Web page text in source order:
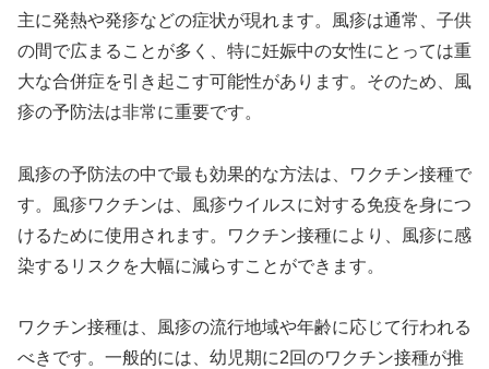
主に発熱や発疹などの症状が現れます。風疹は通常、子供
の間で広まることが多く、特に妊娠中の女性にとっては重
大な合併症を引き起こす可能性があります。そのため、風
疹の予防法は非常に重要です。
風疹の予防法の中で最も効果的な方法は、ワクチン接種で
す。風疹ワクチンは、風疹ウイルスに対する免疫を身につ
けるために使用されます。ワクチン接種により、風疹に感
染するリスクを大幅に減らすことができます。
ワクチン接種は、風疹の流行地域や年齢に応じて行われる
べきです。一般的には、幼児期に2回のワクチン接種が推